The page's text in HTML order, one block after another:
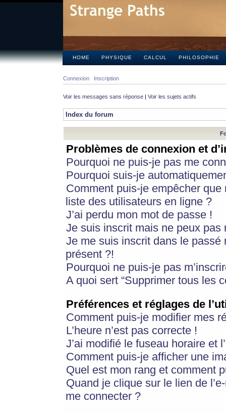
HOME PHYSIQUE CALCUL PHILOSOPHIE
Connexion Inscription
Voir les messages sans réponse | Voir les sujets actifs
Index du forum
Problèmes de connexion et
Pourquoi ne puis-je pas me
Pourquoi suis-je
Comment puis-je empêcher
liste des utilisateurs en ligne ?
J’ai perdu mon mot de passe !
Je suis inscrit mais ne peux pas
Je me suis inscrit dans le
présent ?!
Pourquoi ne puis-je pas
A quoi sert “Supprimer tous les
Préférences et réglages de
Comment puis-je modifier mes
L’heure n’est pas correcte !
J’ai modifié le fuseau horaire et
Comment puis-je afficher une
Quel est mon rang et comment
Quand je clique sur le lien de
me connecter ?